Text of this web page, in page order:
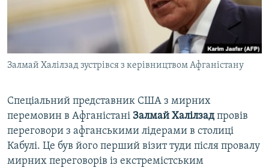
ВІДЕОУРОКИ «ELIFBE»
СВІДЧЕННЯ ОКУПАЦІЇ
УКРАЇНСЬКА ПРОБЛЕМА КРИМУ
ІНФОГРАФІКА
Русский
ДОЛУЧАЙСЯ!
Усі сайти RFE/RL
Залмай Халілзад зустрівся з керівництвом Афганістану
Спеціальний представник США з мирних
перемовин в Афганістані Залмай Халілзадпровів
переговори з афганськими лідерами в столиці
Кабулі. Це був його перший візит туди після провалу
мирних переговорів із екстремістським